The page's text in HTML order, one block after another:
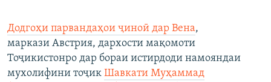
Додгоҳи парвандаҳои ҷиноӣ дар Вена,
маркази Австрия, дархости мақомоти
Тоҷикистонро дар бораи истирдоди намояндаи
мухолифини тоҷик Шавкати Муҳаммад